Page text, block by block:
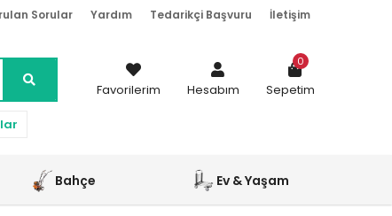
Sorular Yardım Tedarikçi Başvuru İletişim
Favorilerim Hesabım Sepetim
0
Bahçe Ev & Yaşam